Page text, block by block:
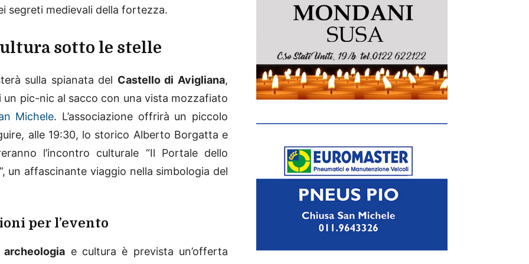
segreti medievali della fortezza.
sotto le stelle
sulla spianata del Castello di Avigliana,
pic-nic al sacco con una vista mozzafiato
Michele. L’associazione offrirà un piccolo
alle 19:30, lo storico Alberto Borgatta e
l’incontro culturale “Il Portale dello
un affascinante viaggio nella simbologia del
per l’evento
archeologia e cultura è prevista un’offerta